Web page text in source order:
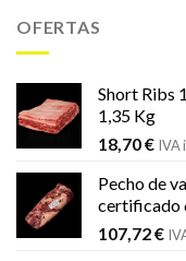
OFERTAS
Short Ribs
1,35 Kg
18,70€ IVA
Pecho de
certificado
107,72€